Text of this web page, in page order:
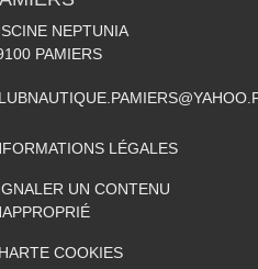
NEPTUNIA
PAMIERS
LÉGALES
UN CONTENU
COOKIES